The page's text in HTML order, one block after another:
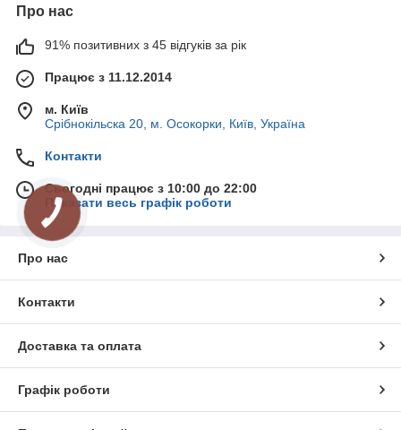
Про нас
91% позитивних з 45 відгуків за рік
Працює з 11.12.2014
м. Київ
Срібнокільска 20, м. Осокорки, Київ, Україна
Контакти
Сьогодні працює з 10:00 до 22:00
Показати весь графік роботи
Про нас
Контакти
Доставка та оплата
Графік роботи